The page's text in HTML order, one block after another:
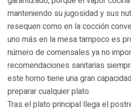
manteniendo su jugosidad y sus
resequen como en la cocción
uno más en la mesa tampoco es
número de comensales ya no
recomendaciones sanitarias
este horno tiene una gran
preparar cualquier plato.
Tras el plato principal llega el